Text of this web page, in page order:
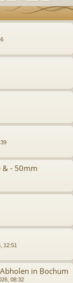
& - 50mm
12:51
in Bochum
08:32